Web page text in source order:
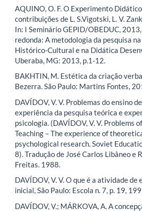
AQUINO, O. F. O Experimento
contribuições de L. S.Vigotski, L. V.
In: I Seminário GEPID/OBEDUC,
redonda: A metodologia da pesquisa
Histórico-Cultural e na Didática
Uberaba, MG: 2013, p.1-12.
BAKHTIN, M. Estética da criação
Bezerra. São Paulo: Martins Fontes,
DAVÍDOV, V. V. Problemas do ensino
experiência da pesquisa teórica e
psicologia. (DAVÍDOV, V. V. Problems
Teaching – The experience of
psychological research. Soviet
8). Tradução de José Carlos Libâneo e
Freitas. 1988.
DAVÍDOV, V. V. O que é a atividade de
inicial, São Paulo: Escola n. 7, p. 19,
DAVÍDOV, V.; MÁRKOVA, A. A